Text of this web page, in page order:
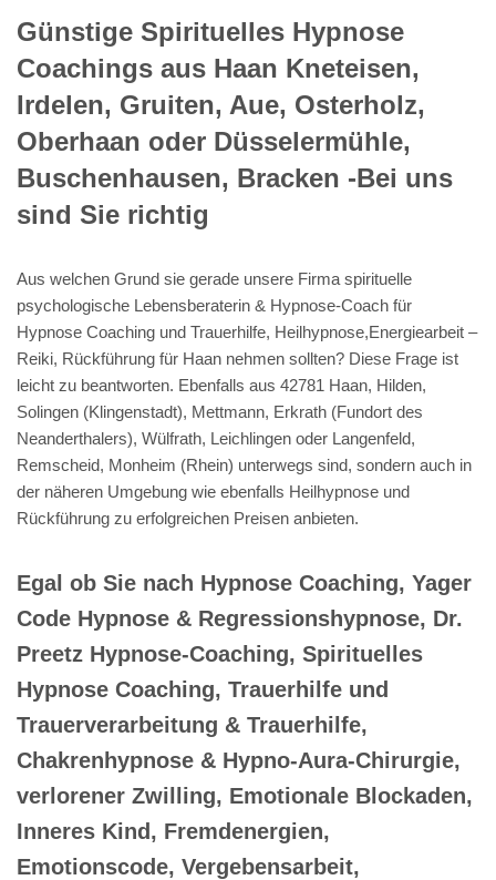
Hypnose Coaching, Trauerhilfe und
Trauerverarbeitung & Trauerhilfe,
Chakrenhypnose & Hypno-Aura-Chirurgie,
verlorener Zwilling, Emotionale Blockaden,
Inneres Kind, Fremdenergien,
Emotionscode, Vergebensarbeit,
Jenseitskontakt in Trance / Hypnose, Reiki
– universelle Lebensenergie: Geistheilung
& Fernheilung, Reiki, Emotionscode &
Energiearbeiten, Lösen karmischer
Themen, Hypnotiseur, Heiltrance und
Chakren, Seelenreisen, Traumahilfe /
Traumabewältigung / Kindheitstrauma
Therapie: spirituelle Hypnose &
Regression, Hypnosetherapeut & Online
Hypnose Therapeutin, Hypnosetherapie mit
Chakra Hypnose, Rückführungen oder
Spirituelle Rückführung &
Jenseitskontakte, Reinkarnationstherapie
oder Rückführungstherapie, Online
Hypnosepraxis und Psychotherapie
Alternative gesucht haben -> 💓️💎